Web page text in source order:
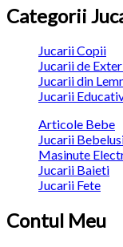
Categorii
Jucarii Copii
Jucarii de
Jucarii din
Jucarii
Articole Bebe
Jucarii
Masinute
Jucarii Baieti
Jucarii Fete
Contul Meu